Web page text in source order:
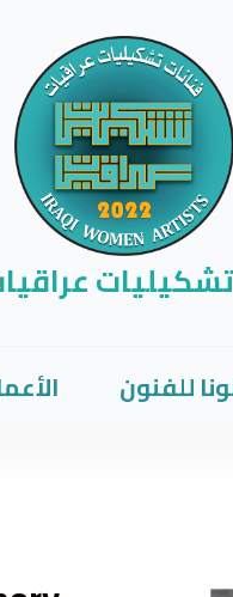
تشكيليات
للفنون